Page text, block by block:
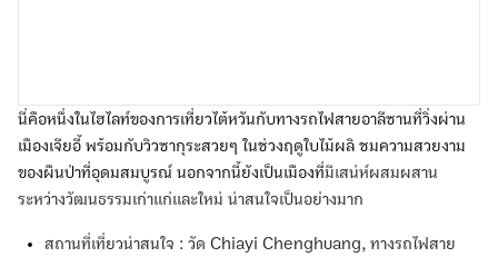
นี่คือหนึ่งในไฮไลท์ของการเที่ยวไต้หวันกับทางรถไฟสายอาลีซานที่วิ่งผ่าน
เมืองเจียอี้ พร้อมกับวิวซากุระสวยๆ ในช่วงฤดูใบไม้ผลิ ชมความสวยงาม
ของผืนป่าที่อุดมสมบูรณ์ นอกจากนี้ยังเป็นเมืองที่มีเสน่ห์ผสมผสาน
ระหว่างวัฒนธรรมเก่าแก่และใหม่ น่าสนใจเป็นอย่างมาก
สถานที่เที่ยวน่าสนใจ : วัด Chiayi Chenghuang, ทางรถไฟสาย